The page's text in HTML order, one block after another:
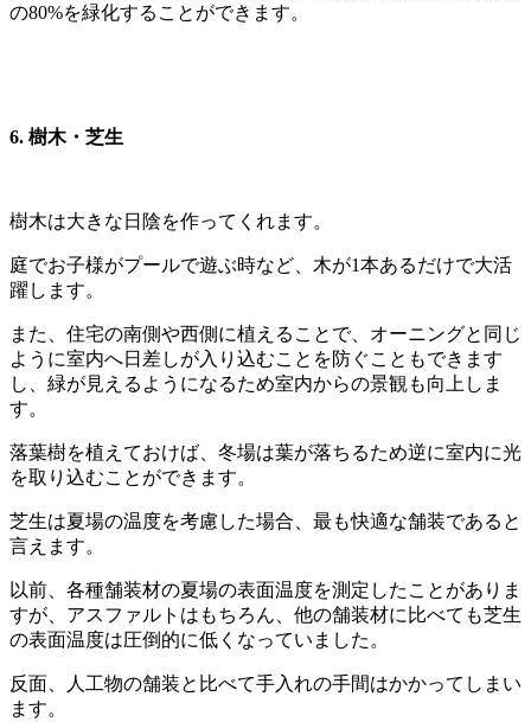
の80%を緑化することができます。
6. 樹木・芝生
樹木は大きな日陰を作ってくれます。
庭でお子様がプールで遊ぶ時など、木が1本あるだけで大活
躍します。
また、住宅の南側や西側に植えることで、オーニングと同じ
ように室内へ日差しが入り込むことを防ぐこともできます
し、緑が見えるようになるため室内からの景観も向上しま
す。
落葉樹を植えておけば、冬場は葉が落ちるため逆に室内に光
を取り込むことができます。
芝生は夏場の温度を考慮した場合、最も快適な舗装であると
言えます。
以前、各種舗装材の夏場の表面温度を測定したことがありま
すが、アスファルトはもちろん、他の舗装材に比べても芝生
の表面温度は圧倒的に低くなっていました。
反面、人工物の舗装と比べて手入れの手間はかかってしまい
ます。